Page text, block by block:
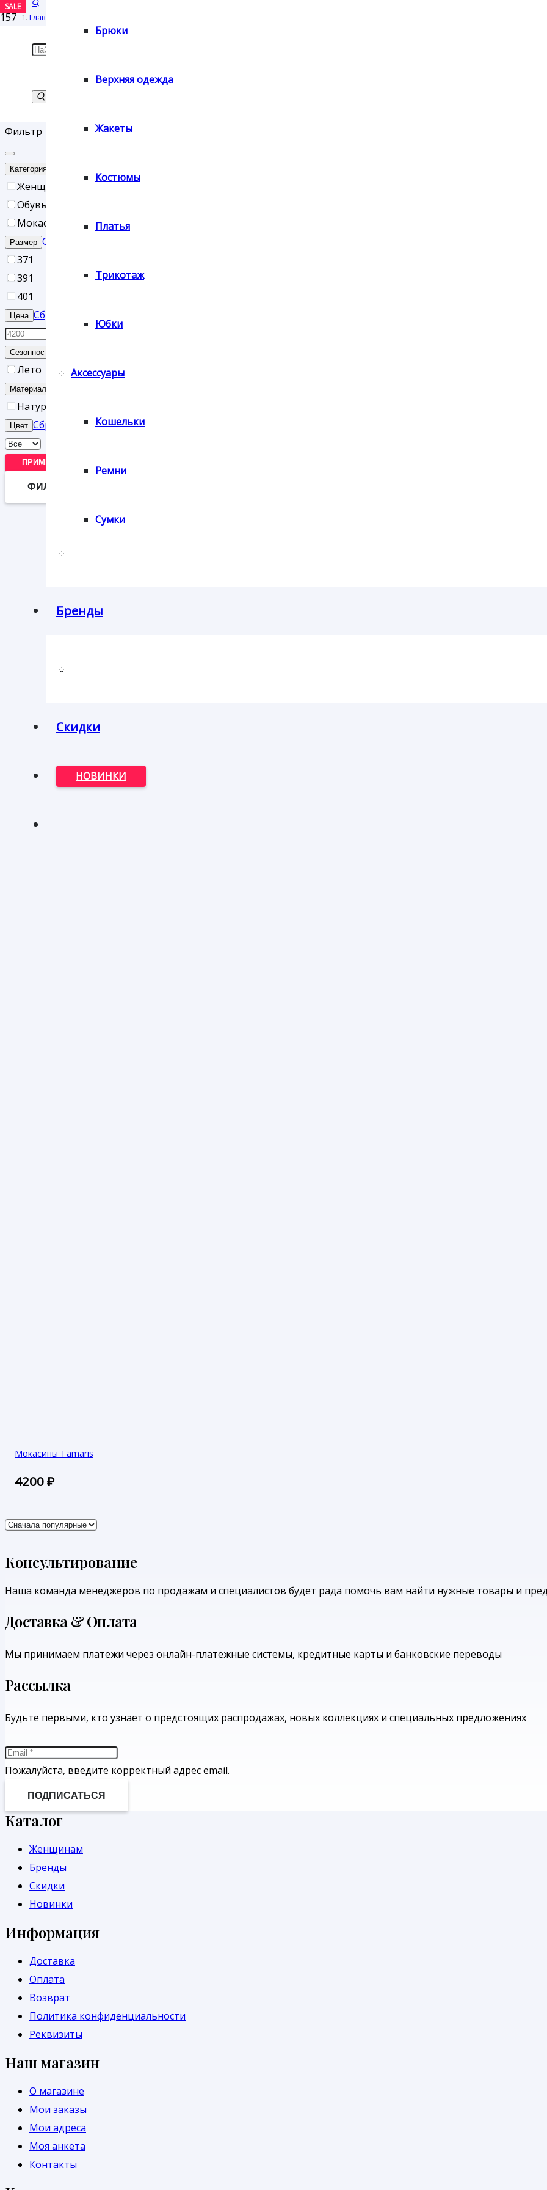
Брюки
Верхняя одежда
Жакеты
Костюмы
Платья
Трикотаж
Юбки
Аксессуары
Кошельки
Ремни
Сумки
Бренды
Скидки
НОВИНКИ
Главная
Товары с меткой “#ПБ-00000058”
#ПБ-00000058
Фильтр
Категория
Женщинам
Обувь
Мокасины, лоферы, слипоны, мюли
Размер Сброс
371
391
401
Цена Сброс
Сезонность
Лето
Материал верха
Натуральная кожа
Цвет Сброс
ПРИМЕНИТЬ
ФИЛЬТР
SALE
Мокасины Tamaris
4200₽
Консультирование
Наша команда менеджеров по продажам и специалистов будет рада помочь вам найти нужные товары и
Доставка & Оплата
Мы принимаем платежи через онлайн-платежные системы, кредитные карты и банковские переводы
Рассылка
Будьте первыми, кто узнает о предстоящих распродажах, новых коллекциях и специальных предложениях
Пожалуйста, введите корректный адрес email.
ПОДПИСАТЬСЯ
Каталог
Женщинам
Бренды
Скидки
Новинки
Информация
Доставка
Оплата
Возврат
Политика конфиденциальности
Реквизиты
Наш магазин
О магазине
Мои заказы
Мои адреса
Моя анкета
Контакты